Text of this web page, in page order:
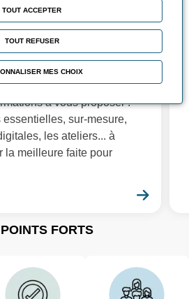
de
d'adaptation à vos
de nombreuses
à vous proposer :
essentielles, sur-mesure,
les ateliers... à
la meilleure faite pour
FORTS
TOUT ACCEPTER
TOUT REFUSER
MES CHOIX